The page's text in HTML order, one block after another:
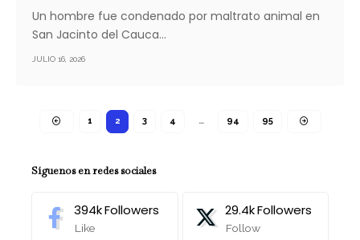
Un hombre fue condenado por maltrato animal en
San Jacinto del Cauca…
JULIO 16, 2026
1 2 3 4 … 94 95
Síguenos en redes sociales
394kFollowers
Like
29.4kFollowers
Follow